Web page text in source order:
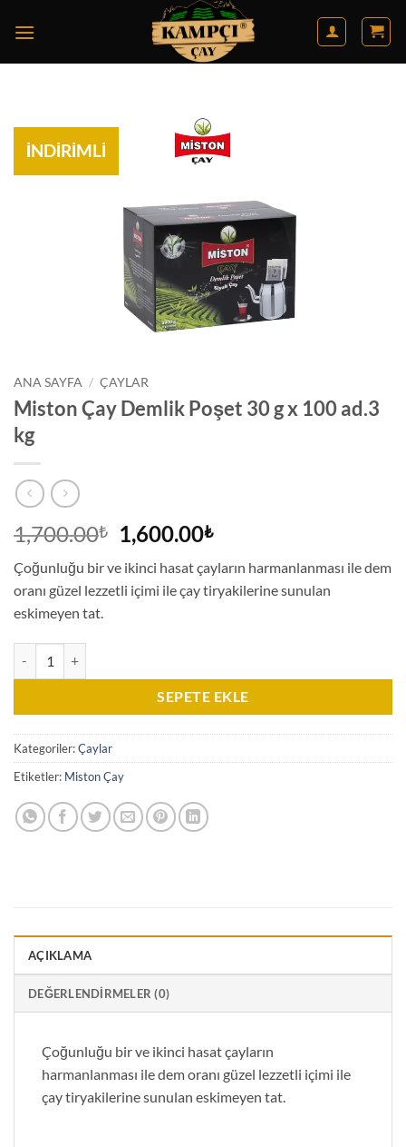
atla
İNDİRİMLİ
ANA SAYFA / ÇAYLAR
Miston Çay Demlik Poşet 30 g x 100 ad.3
kg
1,700.00₺
Orijinal
fiyat:
1,700.00₺.
1,600.00₺Şu
fiyat:
1,600.00₺.
Çoğunluğu bir ve ikinci hasat çayların harmanlanması ile dem
oranı güzel lezzetli içimi ile çay tiryakilerine sunulan
eskimeyen tat.
SEPETE EKLE
Kategoriler:Çaylar
Etiketler: Miston Çay
AÇIKLAMA
DEĞERLENDIRMELER (0)
Çoğunluğu bir ve ikinci hasat çayların
harmanlanması ile dem oranı güzel lezzetli içimi ile
çay tiryakilerine sunulan eskimeyen tat.